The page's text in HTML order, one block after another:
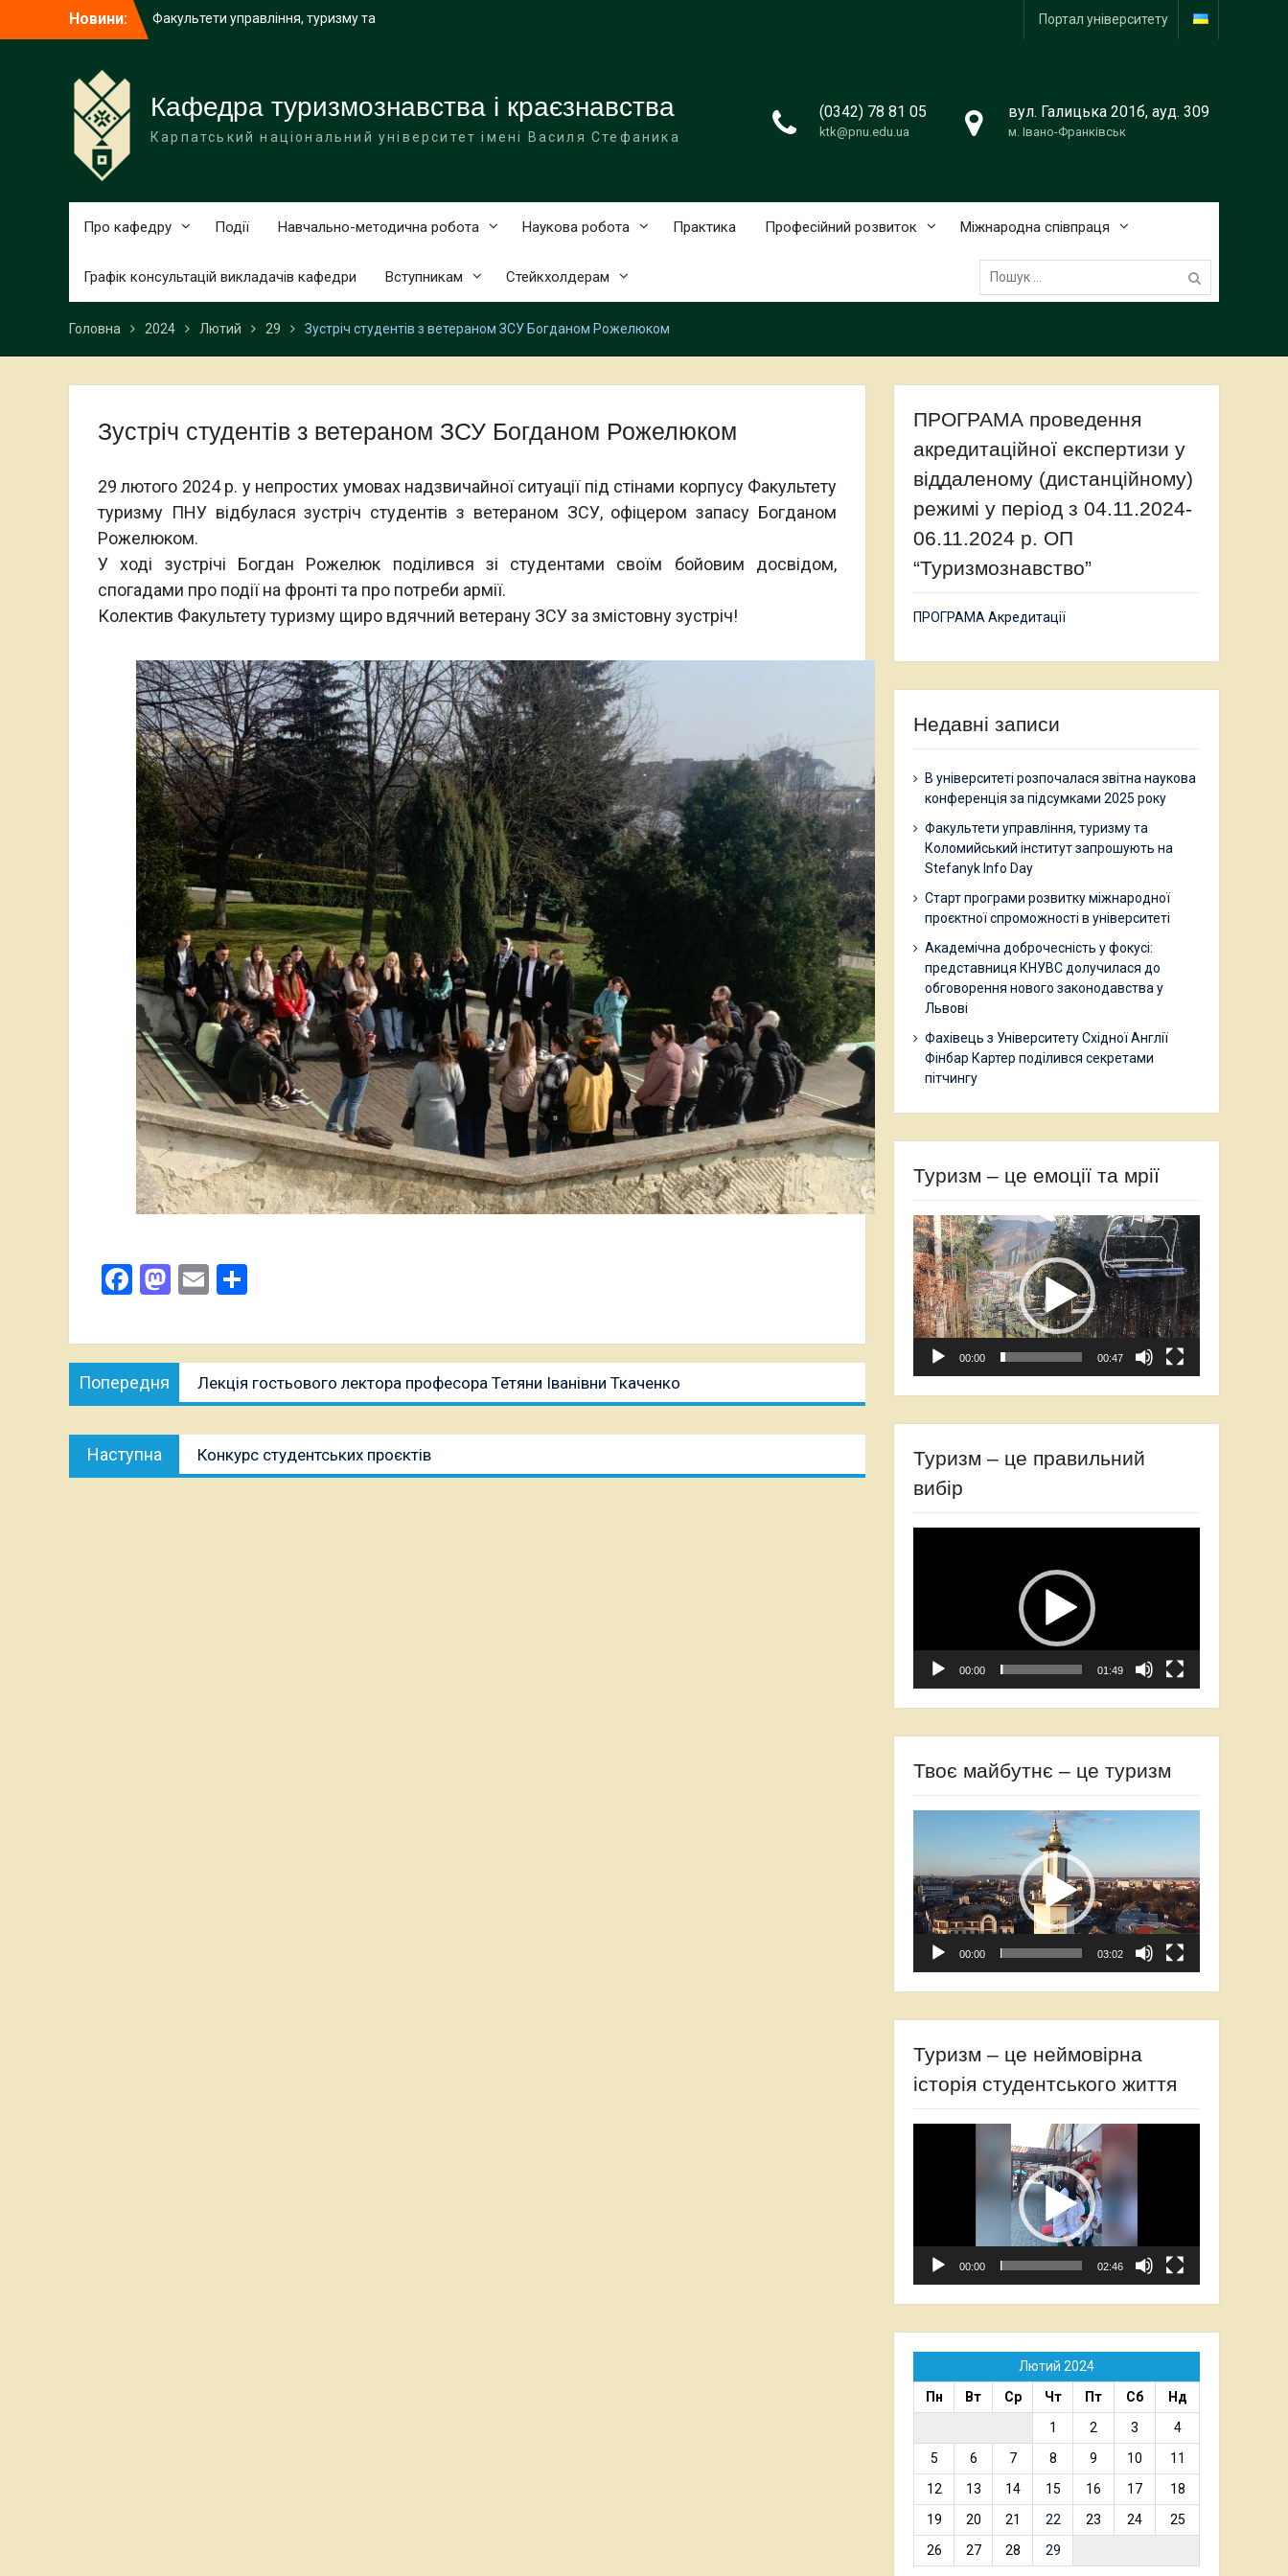
Новини:
Старт програми розвитку міжнародної
2025 року
Факультети управління, туризму та
Коломийський інститут запрошують на
Портал університету
Кафедра туризмознавства і краєзнавства
Карпатський національний університет імені Василя Стефаника
(0342) 78 81 05
ktk@pnu.edu.ua
вул. Галицька 201б, ауд. 309
м. Івано-Франківськ
Про кафедру Події Навчально-методична робота Наукова робота Практика Професійний розвиток Міжнародна співпраця
Графік консультацій викладачів кафедри Вступникам Cтейкхолдерам
Пошук:
Головна 2024 Лютий 29 Зустріч студентів з ветераном ЗСУ Богданом Рожелюком
Зустріч студентів з ветераном ЗСУ Богданом Рожелюком
29 лютого 2024 р. у непростих умовах надзвичайної ситуації під стінами корпусу Факультету
туризму ПНУ відбулася зустріч студентів з ветераном ЗСУ, офіцером запасу Богданом
Рожелюком.
У ході зустрічі Богдан Рожелюк поділився зі студентами своїм бойовим досвідом,
спогадами про події на фронті та про потреби армії.
Колектив Факультету туризму щиро вдячний ветерану ЗСУ за змістовну зустріч!
Facebook
Mastodon
Email
Навігація
записів
Попередня
публікація:
Лекція гостьового лектора професора Тетяни Іванівни Ткаченко
Наступна
публікація:
Конкурс студентських проєктів
ПРОГРАМА проведення
акредитаційної експертизи у
віддаленому (дистанційному)
режимі у період з 04.11.2024-
06.11.2024 р. ОП
“Туризмознавство”
ПРОГРАМА Акредитації
Недавні записи
В університеті розпочалася звітна наукова
конференція за підсумками 2025 року
Факультети управління, туризму та
Коломийський інститут запрошують на
Stefanyk Info Day
Старт програми розвитку міжнародної
проєктної спроможності в університеті
Академічна доброчесність у фокусі:
представниця КНУВС долучилася до
обговорення нового законодавства у
Львові
Фахівець з Університету Східної Англії
Фінбар Картер поділився секретами
пітчингу
Туризм – це емоції та мрії
Відеопрогравач
00:00 00:47
Туризм – це правильний
вибір
00:00 01:49
Твоє майбутнє – це туризм
00:00 03:02
Туризм – це неймовірна
історія студентського життя
00:00 02:46
Лютий 2024
Пн
Вт Ср Чт Пт Сб
Нд
1
2 3
4
5
6 7 8 9 10
11
12
13 14 15 16 17
18
19
20 21 22 23 24
25
26
27 28 29